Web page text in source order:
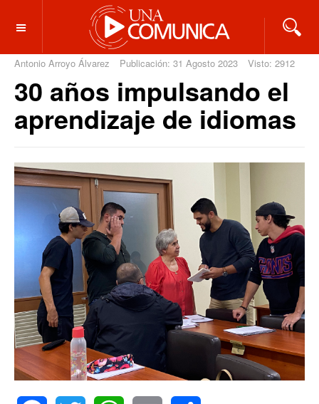
OFF CANVAS
Antonio Arroyo Álvarez Publicación: 31 Agosto 2023 Visto: 2912
30 años impulsando el
aprendizaje de idiomas